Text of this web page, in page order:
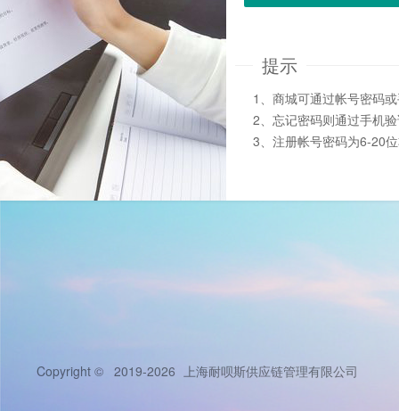
提示
1、商城可通过帐号密码
2、忘记密码则通过手机
3、注册帐号密码为6-20
Copyright © 2019-2026 上海耐呗斯供应链管理有限公司